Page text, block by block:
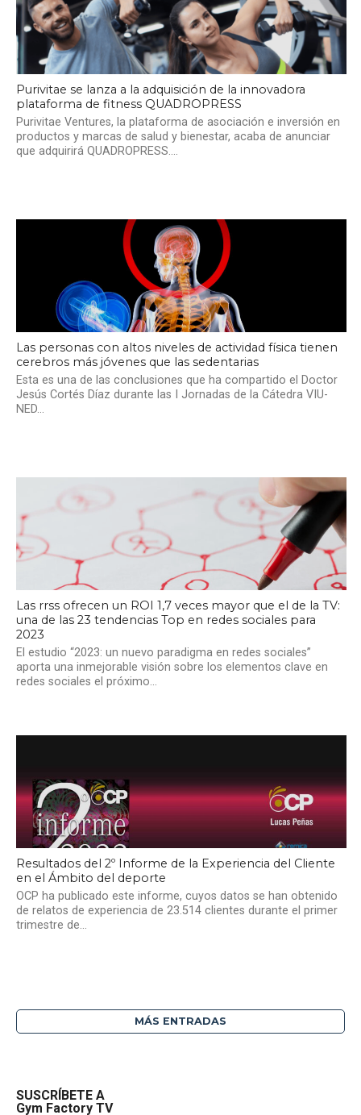
Purivitae se lanza a la adquisición de la innovadora
plataforma de fitness QUADROPRESS
Purivitae Ventures, la plataforma de asociación e inversión en
productos y marcas de salud y bienestar, acaba de anunciar
que adquirirá QUADROPRESS....
Las personas con altos niveles de actividad física tienen
cerebros más jóvenes que las sedentarias
Esta es una de las conclusiones que ha compartido el Doctor
Jesús Cortés Díaz durante las I Jornadas de la Cátedra VIU-
NED...
Las rrss ofrecen un ROI 1,7 veces mayor que el de la TV:
una de las 23 tendencias Top en redes sociales para
2023
El estudio “2023: un nuevo paradigma en redes sociales”
aporta una inmejorable visión sobre los elementos clave en
redes sociales el próximo...
Resultados del 2º Informe de la Experiencia del Cliente
en el Ámbito del deporte
OCP ha publicado este informe, cuyos datos se han obtenido
de relatos de experiencia de 23.514 clientes durante el primer
trimestre de...
MÁS ENTRADAS
SUSCRÍBETE A
Gym Factory TV